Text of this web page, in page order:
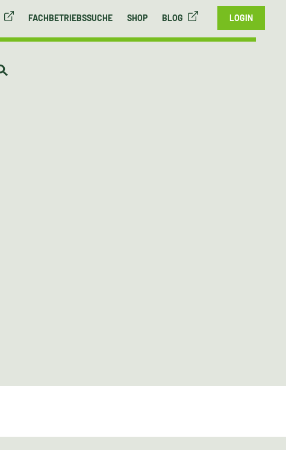
FACHBETRIEBSSUCHE SHOP BLOG LOGIN